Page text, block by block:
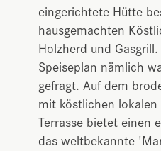
eingerichtete Hütte
hausgemachten
Holzherd und
Speiseplan nämlich
gefragt. Auf dem
mit köstlichen
Terrasse bietet einen
das weltbekannte